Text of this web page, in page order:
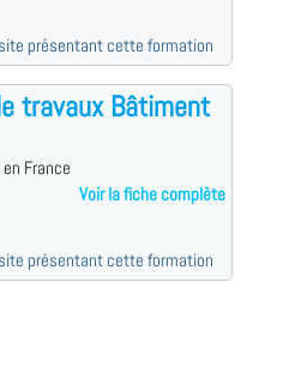
présentant cette formation
travaux Bâtiment
France
Voir la fiche complète
présentant cette formation